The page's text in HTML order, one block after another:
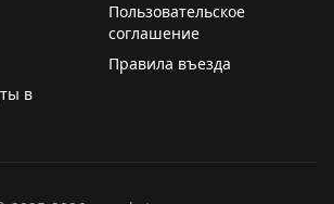
Пользовательское
соглашение
Правила въезда
в